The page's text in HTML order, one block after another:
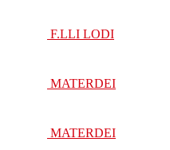
F.LLI LODI
MATERDEI
MATERDEI